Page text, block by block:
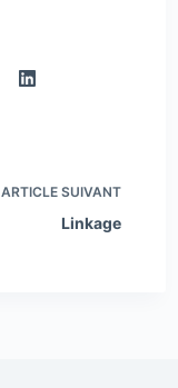
ARTICLE SUIVANT
Linkage